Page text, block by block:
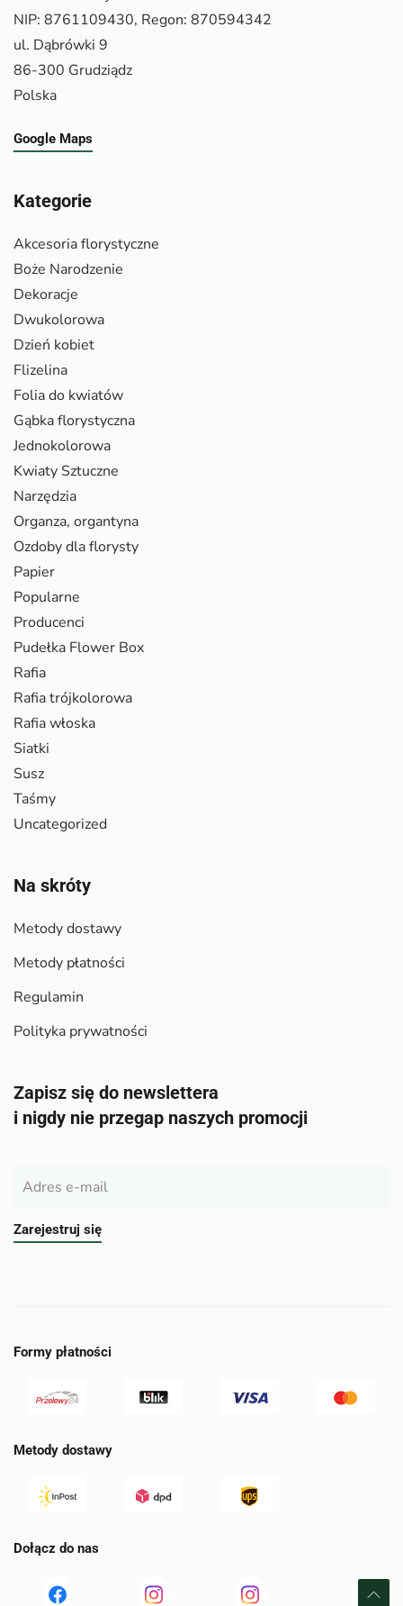
NIP: 8761109430, Regon: 870594342
ul. Dąbrówki 9
86-300 Grudziądz
Polska
Google Maps
Kategorie
Akcesoria florystyczne
Boże Narodzenie
Dekoracje
Dwukolorowa
Dzień kobiet
Flizelina
Folia do kwiatów
Gąbka florystyczna
Jednokolorowa
Kwiaty Sztuczne
Narzędzia
Organza, organtyna
Ozdoby dla florysty
Papier
Popularne
Producenci
Pudełka Flower Box
Rafia
Rafia trójkolorowa
Rafia włoska
Siatki
Susz
Taśmy
Uncategorized
Na skróty
Metody dostawy
Metody płatności
Regulamin
Polityka prywatności
Zapisz się do newslettera
i nigdy nie przegap naszych promocji
Zarejestruj się
Formy płatności
Metody dostawy
Dołącz do nas